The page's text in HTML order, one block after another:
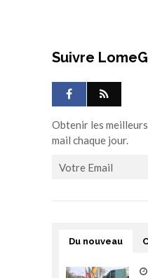
Suivre
Obtenir les
mail chaque jour.
Du nouveau